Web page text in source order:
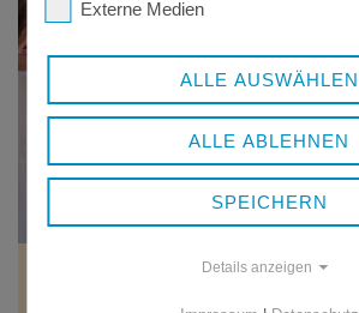
GESUNDHEITSWESEN -
GESUNDHEITSAMT
Externe Medien
ALLE AUSWÄHLEN
ALLE ABLEHNEN
SPEICHERN
Details anzeigen